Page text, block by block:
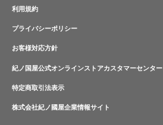
利用規約
プライバシーポリシー
お客様対応方針
紀ノ国屋公式オンラインストアカスタマーセンター
特定商取引法表示
株式会社紀ノ國屋企業情報サイト